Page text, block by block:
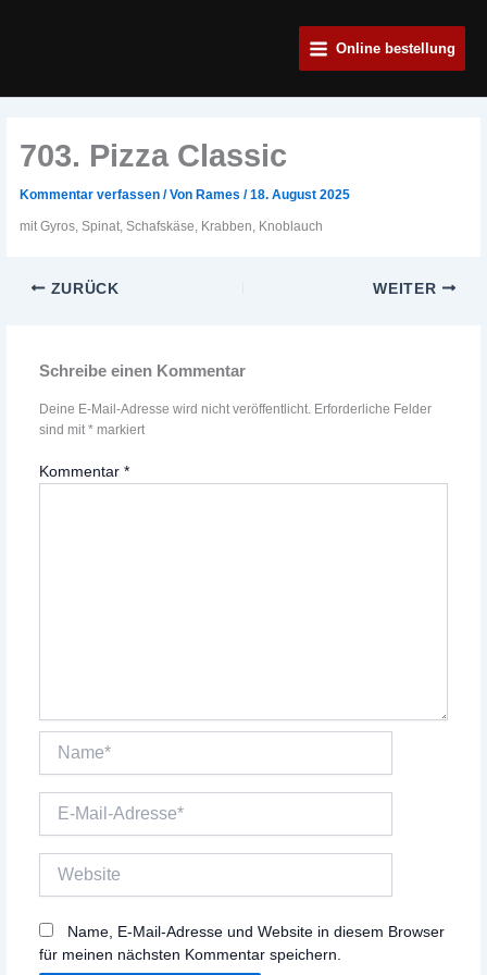
MenuOnline bestellung
703. Pizza Classic
Kommentar verfassen / VonRames/18. August 2025
mit Gyros, Spinat, Schafskäse, Krabben, Knoblauch
ZURÜCK WEITER
Schreibe einen Kommentar
Deine E-Mail-Adresse wird nicht veröffentlicht. Erforderliche Felder
sind mit* markiert
Kommentar*
Name*
Mail-
Name, E-Mail-Adresse und Website in diesem Browser
für meinen nächsten Kommentar speichern.